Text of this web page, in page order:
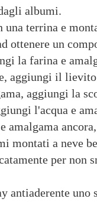
albumi.
terrina e
ottenere un
la farina e
aggiungi il
aggiungi la
l'acqua e
amalgama
montati a neve
per non
antiaderente uno